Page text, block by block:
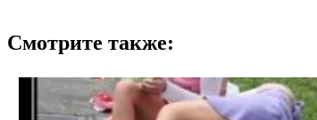
Смотрите также: